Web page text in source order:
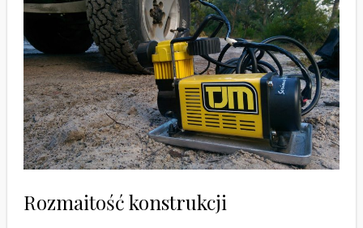
Rozmaitość konstrukcji